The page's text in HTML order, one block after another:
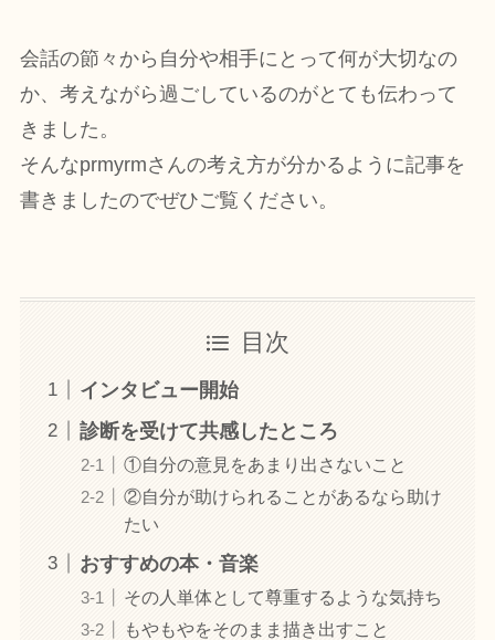
会話の節々から自分や相手にとって何が大切なの
か、考えながら過ごしているのがとても伝わって
きました。
そんなprmyrmさんの考え方が分かるように記事を
書きましたのでぜひご覧ください。
目次
インタビュー開始
診断を受けて共感したところ
①自分の意見をあまり出さないこと
②自分が助けられることがあるなら助け
たい
おすすめの本・音楽
その人単体として尊重するような気持ち
もやもやをそのまま描き出すこと